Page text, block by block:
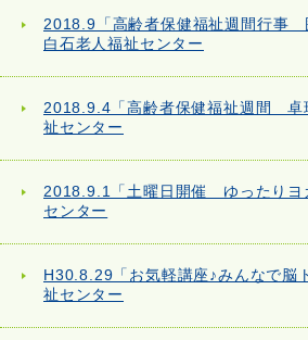
2018.9「高齢者保健福祉週間行事
白石老人福祉センター
2018.9.4「高齢者保健福祉週間 卓
祉センター
2018.9.1「土曜日開催 ゆったりヨ
センター
H30.8.29「お気軽講座♪みんなで脳
祉センター